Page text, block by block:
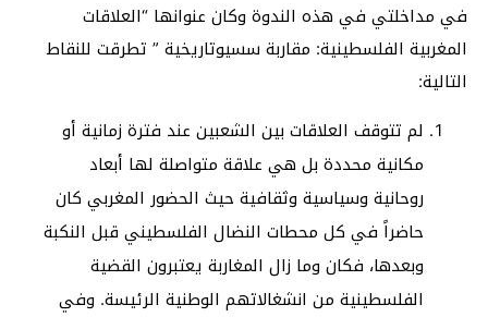
في مداخلتي في هذه الندوة وكان عنوانها “العلاقات
المغربية الفلسطينية: مقاربة سسيوتاريخية ” تطرقت للنقاط
التالية:
لم تتوقف العلاقات بين الشعبين عند فترة زمانية أو
مكانية محددة بل هي علاقة متواصلة لها أبعاد
روحانية وسياسية وثقافية حيث الحضور المغربي كان
حاضراً في كل محطات النضال الفلسطيني قبل النكبة
وبعدها، فكان وما زال المغاربة يعتبرون القضية
الفلسطينية من انشغالاتهم الوطنية الرئيسة. وفي